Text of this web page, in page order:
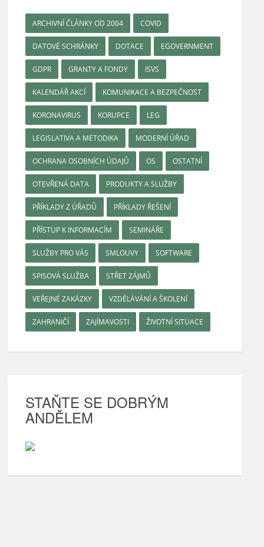
ARCHIVNÍ ČLÁNKY OD 2004 COVID
DATOVÉ SCHRÁNKY DOTACE EGOVERNMENT
GDPR GRANTY A FONDY ISVS
KALENDÁŘ AKCÍ KOMUNIKACE A BEZPEČNOST
KORONAVIRUS KORUPCE LEG
LEGISLATIVA A METODIKA MODERNÍ ÚŘAD
OCHRANA OSOBNÍCH ÚDAJŮ OS OSTATNÍ
OTEVŘENÁ DATA PRODUKTY A SLUŽBY
PŘÍKLADY Z ÚŘADŮ PŘÍKLADY ŘEŠENÍ
PŘÍSTUP K INFORMACÍM SEMINÁŘE
SLUŽBY PRO VÁS SMLOUVY SOFTWARE
SPISOVÁ SLUŽBA STŘET ZÁJMŮ
VEŘEJNÉ ZAKÁZKY VZDĚLÁVÁNÍ A ŠKOLENÍ
ZAHRANIČÍ ZAJÍMAVOSTI ŽIVOTNÍ SITUACE
STAŇTE SE DOBRÝM
ANDĚLEM